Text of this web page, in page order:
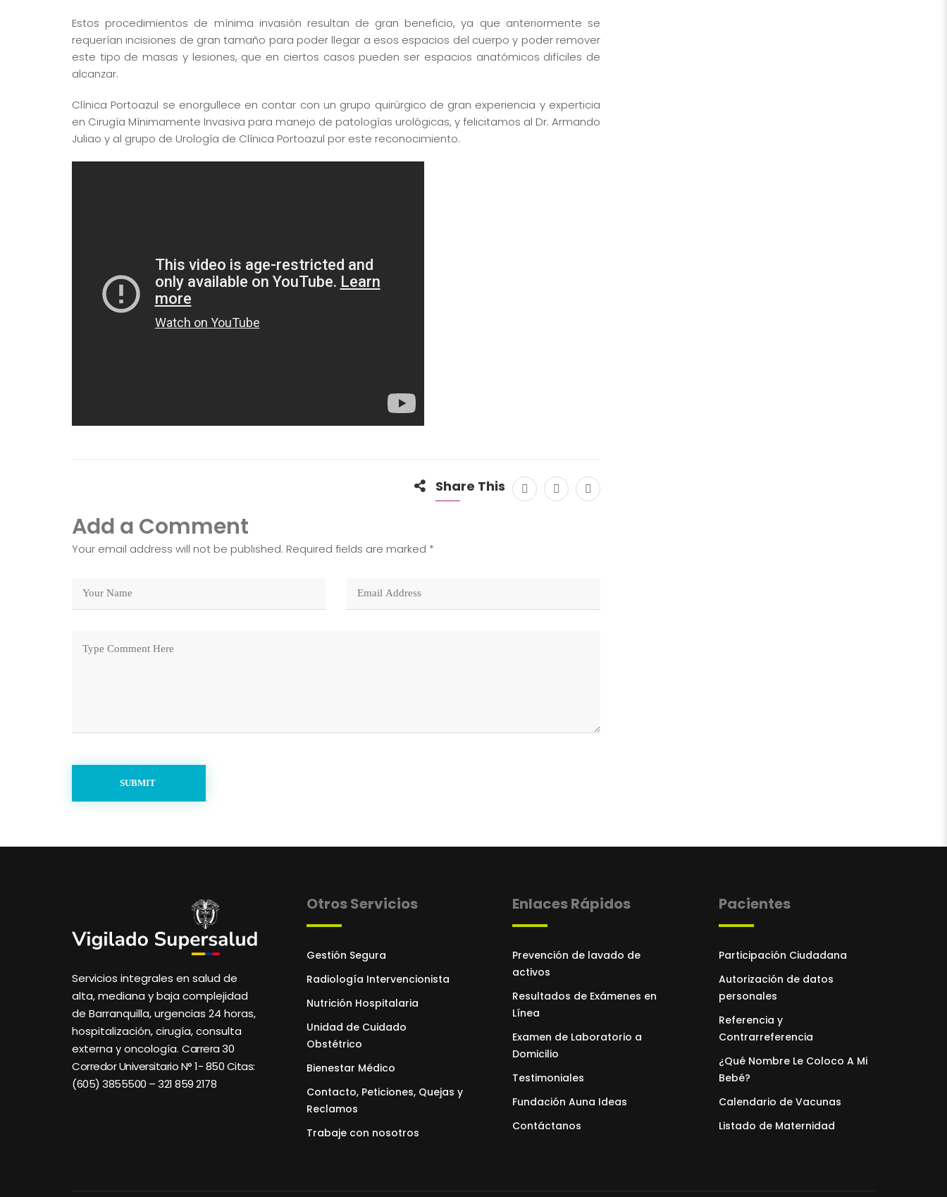
Estos procedimientos de mínima invasión resultan de gran beneficio, ya que anteriormente se
requerían incisiones de gran tamaño para poder llegar a esos espacios del cuerpo y poder remover
este tipo de masas y lesiones, que en ciertos casos pueden ser espacios anatómicos difíciles de
alcanzar.
Clínica Portoazul se enorgullece en contar con un grupo quirúrgico de gran experiencia y experticia
en Cirugía Mínimamente Invasiva para manejo de patologías urológicas, y felicitamos al Dr. Armando
Juliao y al grupo de Urología de Clínica Portoazul por este reconocimiento.
Share This
Add a Comment
Your email address will not be published. Required fields are marked *
SUBMIT
Servicios integrales en salud de
alta, mediana y baja complejidad
de Barranquilla, urgencias 24 horas,
hospitalización, cirugía, consulta
externa y oncología. Carrera 30
Corredor Universitario N° 1- 850 Citas:
(605) 3855500 – 321 859 2178
Otros Servicios
Gestión Segura
Radiología Intervencionista
Nutrición Hospitalaria
Unidad de Cuidado
Obstétrico
Bienestar Médico
Contacto, Peticiones, Quejas y
Reclamos
Trabaje con nosotros
Enlaces Rápidos
Prevención de lavado de
activos
Resultados de Exámenes en
Línea
Examen de Laboratorio a
Domicilio
Testimoniales
Fundación Auna Ideas
Contáctanos
Pacientes
Participación Ciudadana
Autorización de datos
personales
Referencia y
Contrarreferencia
¿Qué Nombre Le Coloco A Mi
Bebé?
Calendario de Vacunas
Listado de Maternidad